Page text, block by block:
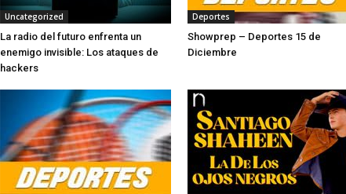
Uncategorized
La radio del futuro enfrenta un
enemigo invisible: Los ataques de
hackers
Deportes
Showprep – Deportes 15 de
Diciembre